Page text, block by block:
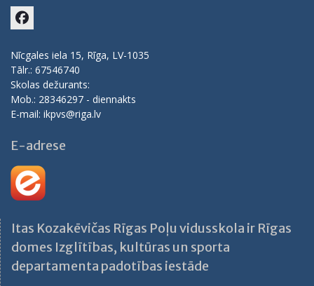
Nīcgales iela 15, Rīga, LV-1035
Tālr.: 67546740
Skolas dežurants:
Mob.: 28346297 - diennakts
E-mail: ikpvs@riga.lv
E-adrese
Itas Kozakēvičas Rīgas Poļu vidusskola ir Rīgas
domes Izglītības, kultūras un sporta
departamenta padotības iestāde